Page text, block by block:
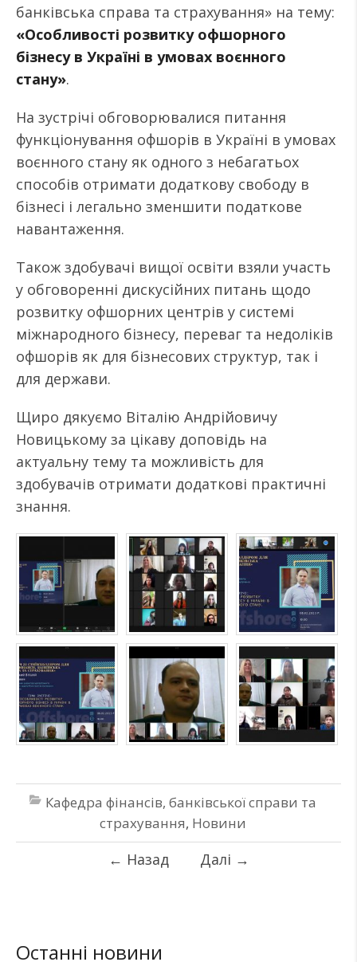
банківська справа та страхування» на тему:
«Особливості розвитку офшорного
бізнесу в Україні в умовах воєнного
стану».
На зустрічі обговорювалися питання
функціонування офшорів в Україні в умовах
воєнного стану як одного з небагатьох
способів отримати додаткову свободу в
бізнесі і легально зменшити податкове
навантаження.
Також здобувачі вищої освіти взяли участь
у обговоренні дискусійних питань щодо
розвитку офшорних центрів у системі
міжнародного бізнесу, переваг та недоліків
офшорів як для бізнесових структур, так і
для держави.
Щиро дякуємо Віталію Андрійовичу
Новицькому за цікаву доповідь на
актуальну тему та можливість для
здобувачів отримати додаткові практичні
знання.
Кафедра фінансів, банківської справи та
страхування, Новини
← Назад Далі →
Останні новини